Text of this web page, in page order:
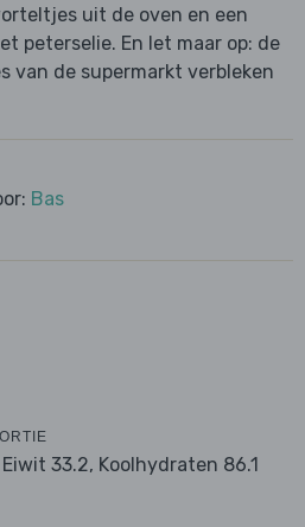
uit de oven en een
peterselie. En let maar op: de
van de supermarkt verbleken
Bas
Eiwit 33.2, Koolhydraten 86.1